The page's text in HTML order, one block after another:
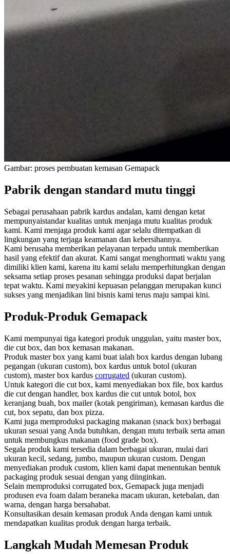
Gambar: proses pembuatan kemasan Gemapack
Pabrik dengan standard mutu tinggi
Sebagai perusahaan pabrik kardus andalan, kami dengan ketat
mempunyaistandar kualitas untuk menjaga mutu kualitas produk
kami. Kami menjaga produk kami agar selalu ditempatkan di
lingkungan yang terjaga keamanan dan kebersihannya.
Kami berusaha memberikan pelayanan terpadu untuk memberikan
hasil yang efektif dan akurat. Kami sangat menghormati waktu yang
dimiliki klien kami, karena itu kami selalu memperhitungkan dengan
seksama setiap proses pesanan sehingga produksi dapat berjalan
tepat waktu. Kami meyakini kepuasan pelanggan merupakan kunci
sukses yang menjadikan lini bisnis kami terus maju sampai kini.
Produk-Produk Gemapack
Kami mempunyai tiga kategori produk unggulan, yaitu master box,
die cut box, dan box kemasan makanan.
Produk master box yang kami buat ialah box kardus dengan lubang
pegangan (ukuran custom), box kardus untuk botol (ukuran
custom), master box kardus corrugated (ukuran custom).
Untuk kategori die cut box, kami menyediakan box file, box kardus
die cut dengan handler, box kardus die cut untuk botol, box
keranjang buah, box mailer (kotak pengiriman), kemasan kardus die
cut, box sepatu, dan box pizza.
Kami juga memproduksi packaging makanan (snack box) berbagai
ukuran sesuai yang Anda butuhkan, dengan mutu terbaik serta aman
untuk membungkus makanan (food grade box).
Segala produk kami tersedia dalam berbagai ukuran, mulai dari
ukuran kecil, sedang, jumbo, maupun ukuran custom. Dengan
menyediakan produk custom, klien kami dapat menentukan bentuk
packaging produk sesuai dengan yang diinginkan.
Selain memproduksi corrugated box, Gemapack juga menjadi
produsen eva foam dalam beraneka macam ukuran, ketebalan, dan
warna, dengan harga bersahabat.
Konsultasikan desain kemasan produk Anda dengan kami untuk
mendapatkan kualitas produk dengan harga terbaik.
Langkah Mudah Memesan Produk